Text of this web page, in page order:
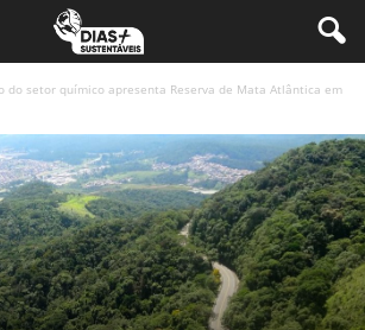
do setor químico apresenta Reserva de Mata Atlântica em